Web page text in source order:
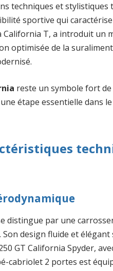
techniques et stylistiques
sportive qui
California T, a introduit un
optimisée de la
reste un symbole fort
étape essentielle dans
distingue par une
design fluide et élégant
GT California Spyder,
cabriolet 2 portes est